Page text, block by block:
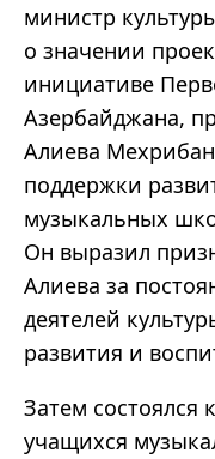
министр
о значении
инициативе
Азербайджана,
Алиева
поддержки
музыкальных
Он выразил
Алиева за
деятелей
развития и
Затем состоялся
учащихся